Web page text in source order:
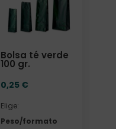
Bolsa té verde
100 gr.
0,25 €
Elige:
Peso/formato